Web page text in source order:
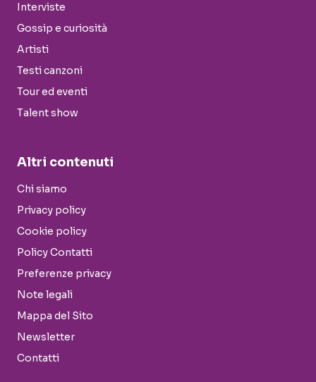
Interviste
Gossip e curiosità
Artisti
Testi canzoni
Tour ed eventi
Talent show
Altri contenuti
Chi siamo
Privacy policy
Cookie policy
Policy Contatti
Preferenze privacy
Note legali
Mappa del Sito
Newsletter
Contatti